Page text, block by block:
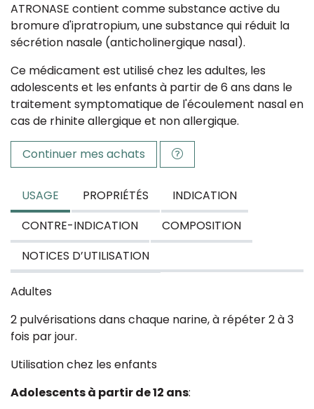
ATRONASE contient comme substance active du
bromure d'ipratropium, une substance qui réduit la
sécrétion nasale (anticholinergique nasal).
Ce médicament est utilisé chez les adultes, les
adolescents et les enfants à partir de 6 ans dans le
traitement symptomatique de l'écoulement nasal en
cas de rhinite allergique et non allergique.
Continuer mes achats
USAGE PROPRIÉTÉS
INDICATION
CONTRE-INDICATION
COMPOSITION
NOTICES D’UTILISATION
Adultes
2 pulvérisations dans chaque narine, à répéter 2 à 3
fois par jour.
Utilisation chez les enfants
Adolescents à partir de 12 ans: